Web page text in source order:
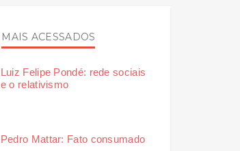
MAIS ACESSADOS
Luiz Felipe Pondé: rede sociais
e o relativismo
Pedro Mattar: Fato consumado